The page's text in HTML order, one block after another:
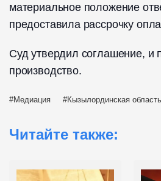
материальное положение
предоставила рассрочку
Суд утвердил соглашение, и
производство.
Медиация Кызылординская область
Читайте также: